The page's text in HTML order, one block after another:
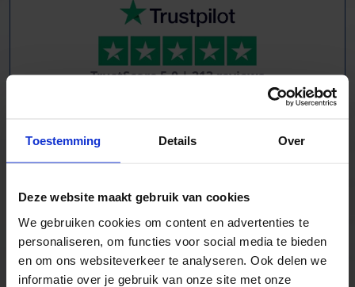
Toestemming Details Over
Deze website maakt gebruik van cookies
We gebruiken cookies om content en advertenties te
personaliseren, om functies voor social media te bieden
en om ons websiteverkeer te analyseren. Ook delen we
informatie over je gebruik van onze site met onze
TrustScore5.0|213reviews
Tientallen dozensluitmachines beschikbaar
Compressoren, schroeftransporteurs, trappen
Aandrijftechniek & Pneumatiek
Elektronische componenten